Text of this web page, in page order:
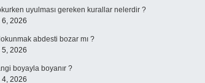
uyulması gereken kurallar nelerdir ?
6, 2026
abdesti bozar mı ?
5, 2026
boyayla boyanır ?
4, 2026